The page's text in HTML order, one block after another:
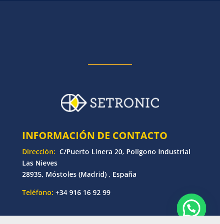
INFORMACIÓN DE CONTACTO
Dirección: C/Puerto Linera 20, Polígono Industrial
Las Nieves
28935, Móstoles (Madrid) , España
Teléfono: +34 916 16 92 99